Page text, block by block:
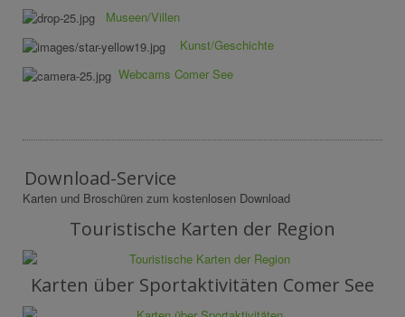
Museen/Villen
Kunst/Geschichte
Webcams Comer See
Download-Service
Karten und Broschüren zum kostenlosen Download
Touristische Karten der Region
Karten über Sportaktivitäten Comer See